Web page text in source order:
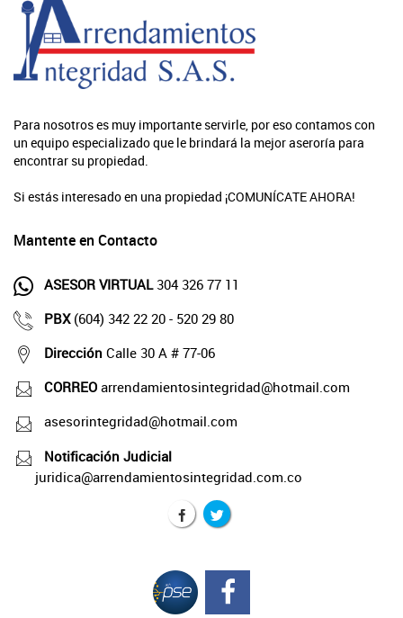
Para nosotros es muy importante servirle, por eso contamos con
un equipo especializado que le brindará la mejor aseroría para
encontrar su propiedad.
Si estás interesado en una propiedad ¡COMUNÍCATE AHORA!
Mantente en Contacto
ASESOR VIRTUAL304 326 77 11
PBX (604) 342 22 20 - 520 29 80
Dirección Calle 30 A # 77-06
CORREO arrendamientosintegridad@hotmail.com
asesorintegridad@hotmail.com
Notificación Judicial
juridica@arrendamientosintegridad.com.co